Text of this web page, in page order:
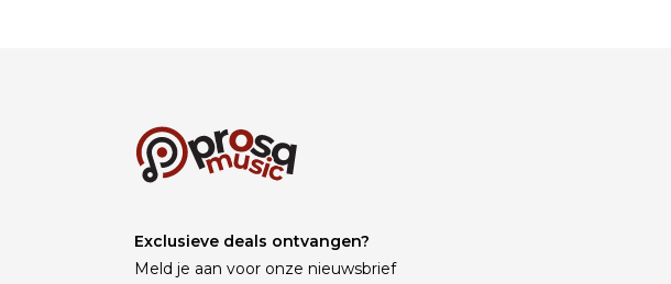
Exclusieve deals ontvangen?
Meld je aan voor onze nieuwsbrief